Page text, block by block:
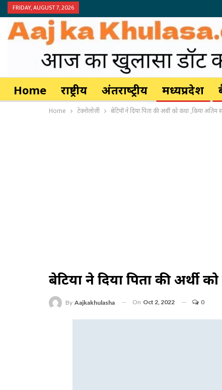
FRIDAY, AUGUST 7, 2026
Home राष्ट्रीय अंतर्राष्‍ट्रीय मध्यप्रदेश
Home टेक्नोलोजी बेटियों ने दिया पिता की अर्थी को कंधा ,किया अंतिम
बेटियों ने दिया पिता की अर्थी
By Aajkakhulasha On Oct 2, 2022 0